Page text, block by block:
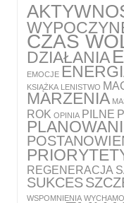
CZAS
DZIAŁANIA
EMOCJE
KSIĄŻKA LENISTWO
MARZENIA
ROK OPINIA PILNE
REGENERACJA
SUKCES
WSPOMNIENIA